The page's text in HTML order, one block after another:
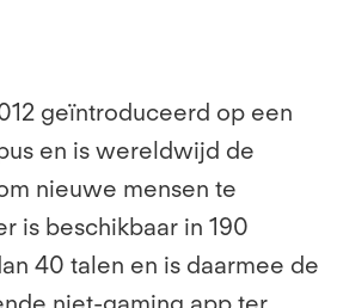
geïntroduceerd op een
en is wereldwijd de
nieuwe mensen te
is beschikbaar in 190
40 talen en is daarmee de